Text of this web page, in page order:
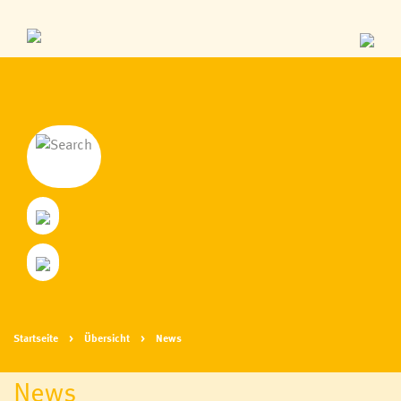
Startseite Übersicht News
News